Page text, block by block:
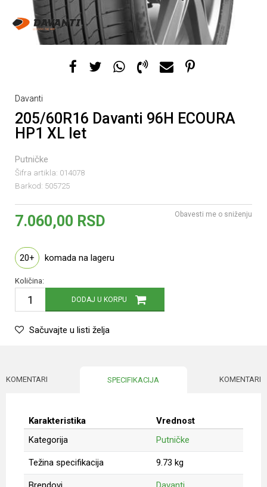
Davanti
205/60R16 Davanti 96H ECOURA
HP1 XL let
Putničke
Šifra artikla: 014078
Barkod: 505725
7.060,00 RSD Obavesti me o sniženju
20+ komada na lageru
Količina:
DODAJ U KORPU
Sačuvajte u listi želja
KOMENTARI SPECIFIKACIJA KOMENTARI
Karakteristika
Vrednost
Kategorija
Putničke
Težina specifikacija 9.73 kg